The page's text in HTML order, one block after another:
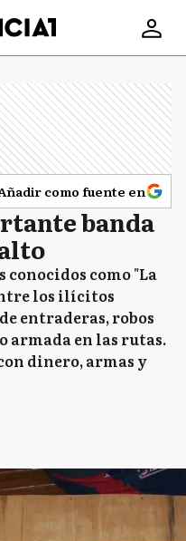
como fuente en
banda
como "La
los ilícitos
entraderas, robos
armada en las rutas.
dinero, armas y